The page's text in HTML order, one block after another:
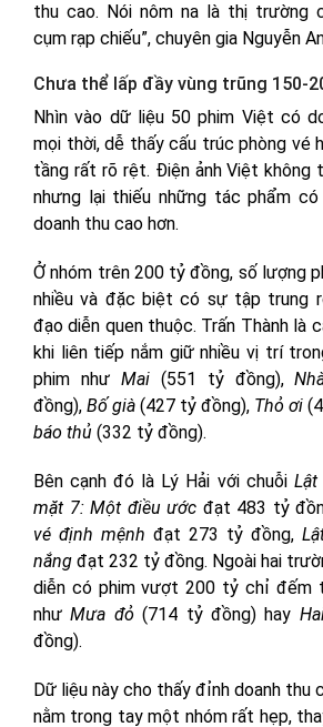
thu cao. Nói nôm na là thị trường
cụm rạp chiếu”, chuyên gia Nguyễn
Chưa thể lấp đầy vùng trũng 150-
Nhìn vào dữ liệu 50 phim Việt có
mọi thời, dễ thấy cấu trúc phòng vé
tầng rất rõ rệt. Điện ảnh Việt không
nhưng lại thiếu những tác phẩm
doanh thu cao hơn.
Ở nhóm trên 200 tỷ đồng, số lượng
nhiều và đặc biệt có sự tập trung
đạo diễn quen thuộc. Trấn Thành là
khi liên tiếp nắm giữ nhiều vị trí
phim như Mai(551 tỷ đồng),
đồng), Bố già (427 tỷ đồng), Thỏ ơi
báo thủ (332 tỷ đồng).
Bên cạnh đó là Lý Hải với chuỗi Lật
mặt 7: Một điều ước đạt 483 tỷ
vé định mệnh đạt 273 tỷ đồng,
nắng đạt 232 tỷ đồng. Ngoài hai
diễn có phim vượt 200 tỷ chỉ đếm
nhưMưa đỏ(714 tỷ đồng) hay
đồng).
Dữ liệu này cho thấy đỉnh doanh thu
nằm trong tay một nhóm rất hẹp,